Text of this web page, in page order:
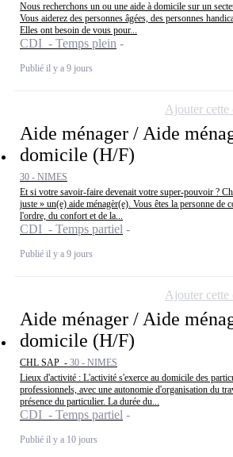
Nous recherchons un ou une aide à domicile sur un
Vous aiderez des personnes âgées, des personnes
Elles ont besoin de vous pour...
CDI - Temps plein
Publié il y a 9 jours
Aide ménager / Aide
domicile (H/F)
30 - NIMES
Et si votre savoir-faire devenait votre super-pouvoir ?
juste » un(e) aide ménagèr(e). Vous êtes la personne de
l'ordre, du confort et de la...
CDI - Temps partiel
Publié il y a 9 jours
Ajouter cette
Aide ménager / Aide
domicile (H/F)
CHL SAP - 30 - NIMES
Lieux d'activité : L'activité s'exerce au domicile des
professionnels, avec une autonomie d'organisation du
présence du particulier. La durée du...
CDI - Temps partiel
Publié il y a 10 jours
Ajouter cette